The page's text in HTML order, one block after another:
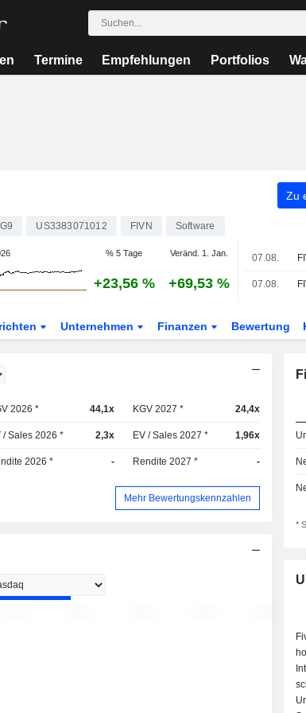
Termine Empfehlungen Portfolios
Zu
US3383071012 FIVN Software
% 5 Tage Veränd. 1. Jan.
+23,56 % +69,53 %
07.08.
07.08.
Unternehmen Finanzen Bewertung
2026 * 44,1x KGV 2027 * 24,4x
/ Sales 2026 * 2,3x EV / Sales 2027 * 1,96x
2026 * - Rendite 2027 * -
Mehr Bewertungskennzahlen
*